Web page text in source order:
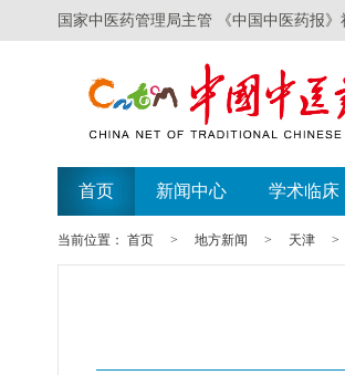
国家中医药管理局主管 《中国中医药报
首页 新闻中心 学术临床
当前位置： 首页 > 地方新闻 > 天津 >